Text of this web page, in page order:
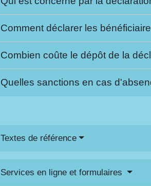
Comment déclarer les
Combien coûte le dépôt de la
Quelles sanctions en cas
Textes de référence
Services en ligne et formulaires